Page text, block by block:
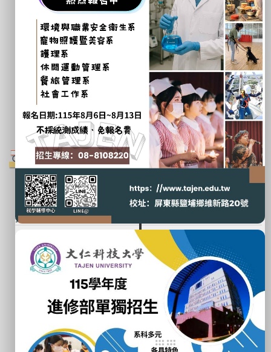
招生線上報名系統
各系各學年標準課程表
學生事務處(住宿、減免、獎助學金)
特教資源中心
大仁官方粉專
校外連結
技專校院招生委員會聯合會
技專校院招生策進總會
Tcte技專校院入學測驗中心
大學入學考試中心